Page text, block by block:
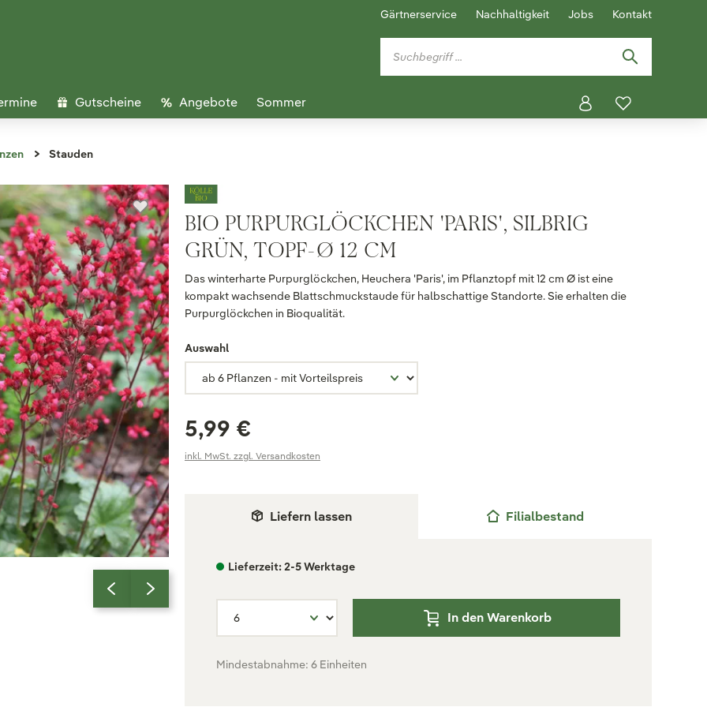
Gärtnerservice Nachhaltigkeit Jobs Kontakt
Gutscheine Angebote Sommer
Stauden
BIO PURPURGLÖCKCHEN 'PARIS', SILBRIG
GRÜN, TOPF-Ø 12 CM
Das winterharte Purpurglöckchen, Heuchera 'Paris', im Pflanztopf mit 12 cm Ø ist eine
kompakt wachsende Blattschmuckstaude für halbschattige Standorte. Sie erhalten die
Purpurglöckchen in Bioqualität.
Auswahl
5,99 €
inkl. MwSt. zzgl. Versandkosten
Liefern lassen Filialbestand
Lieferzeit: 2-5 Werktage
In den Warenkorb
Mindestabnahme: 6 Einheiten